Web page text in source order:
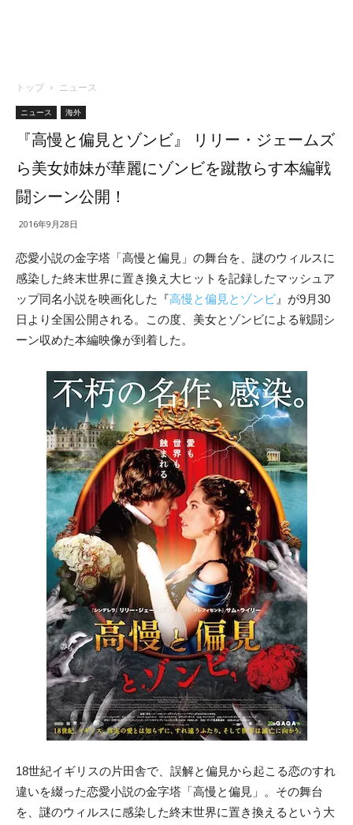
トップ ニュース
ニュース 海外
『高慢と偏見とゾンビ』 リリー・ジェームズ
ら美女姉妹が華麗にゾンビを蹴散らす本編戦
闘シーン公開！
2016年9月28日
恋愛小説の金字塔「高慢と偏見」の舞台を、謎のウィルスに
感染した終末世界に置き換え大ヒットを記録したマッシュア
ップ同名小説を映画化した『高慢と偏見とゾンビ 』が9月30
日より全国公開される。この度、美女とゾンビによる戦闘シ
ーン収めた本編映像が到着した。
18世紀イギリスの片田舎で、誤解と偏見から起こる恋のすれ
違いを綴った恋愛小説の金字塔「高慢と偏見」。その舞台
を、謎のウィルスに感染した終末世界に置き換えるという大